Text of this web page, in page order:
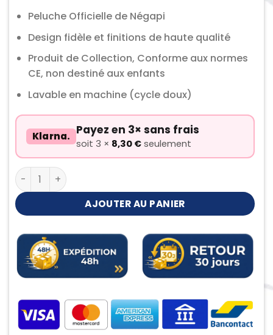
Peluche Officielle de Négapi
Design fidèle et finitions de haute qualité
Produit de Collection, Conforme aux normes
CE, non destiné aux enfants
Lavable en machine (cycle doux)
Klarna. Payez en 3× sans frais
soit 3 × 8,30 € seulement
quantité de Peluche Négapi
AJOUTER AU PANIER